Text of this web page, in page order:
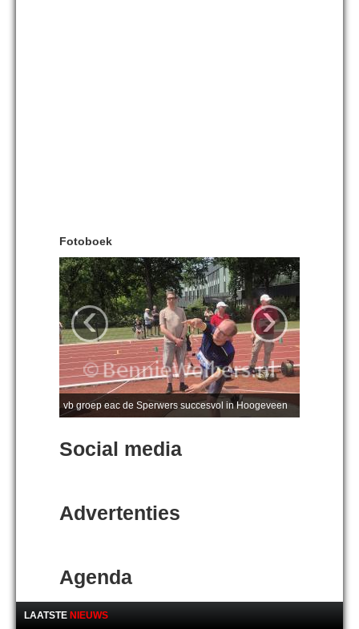
Fotoboek
vb groep eac de Sperwers succesvol in Hoogeveen
‹ ›
Social media
Advertenties
Agenda
LAATSTE NIEUWS